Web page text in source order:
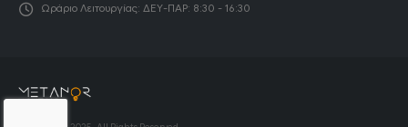
Ωράριο Λειτουργίας: ΔΕΥ-ΠΑΡ: 8:30 - 16:30